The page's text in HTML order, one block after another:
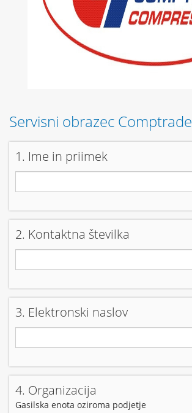
Servisni obrazec Comptrade
1. Ime in priimek
2. Kontaktna številka
3. Elektronski naslov
4. Organizacija
Gasilska enota oziroma podjetje